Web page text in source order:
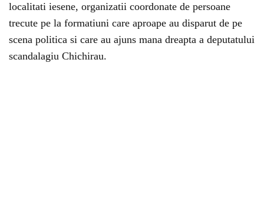
localitati iesene, organizatii coordonate de persoane
trecute pe la formatiuni care aproape au disparut de pe
scena politica si care au ajuns mana dreapta a deputatului
scandalagiu Chichirau.